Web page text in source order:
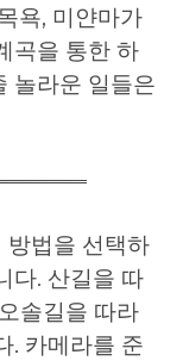
욕, 미얀마가
곡을 통한 하
놀라운 일들은
방법을 선택하
다. 산길을 따
솔길을 따라
. 카메라를 준